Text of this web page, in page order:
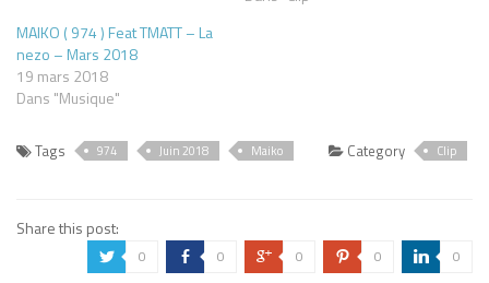
MAIKO ( 974 ) Feat TMATT – La
nezo – Mars 2018
19 mars 2018
Dans "Musique"
Tags 974 Juin 2018 Maiko Category Clip
Share this post:
a 0 b 0 c 0 d 0 j 0